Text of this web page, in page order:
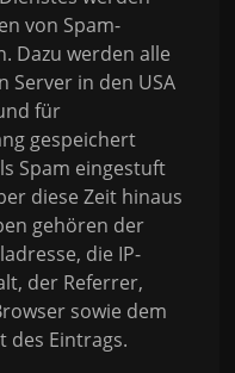
von Spam-
Dazu werden alle
Server in den USA
für
gespeichert
Spam eingestuft
diese Zeit hinaus
gehören der
die IP-
der Referrer,
sowie dem
des Eintrags.